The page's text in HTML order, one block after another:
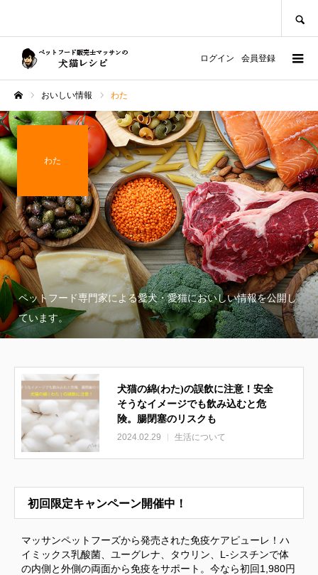
ログイン 会員登録
おいしい情報 わた
わた
ペットフード専門家による愛犬・愛猫においしい情報を公開し
ています。
犬猫の綿(わた)の誤飲に注意！安全
そうなイメージでも飲み込むと危
険。腸閉塞のリスクも
2024.02.29 生活について
初回限定キャンペーン開催中！
マッサンペットフーズから発売された免疫ケアピューレ！ハ
イミックス乳酸菌、ユーグレナ、タウリン、L-シスチンで体
の内側と外側の両面から免疫をサポート。今なら初回1,980円